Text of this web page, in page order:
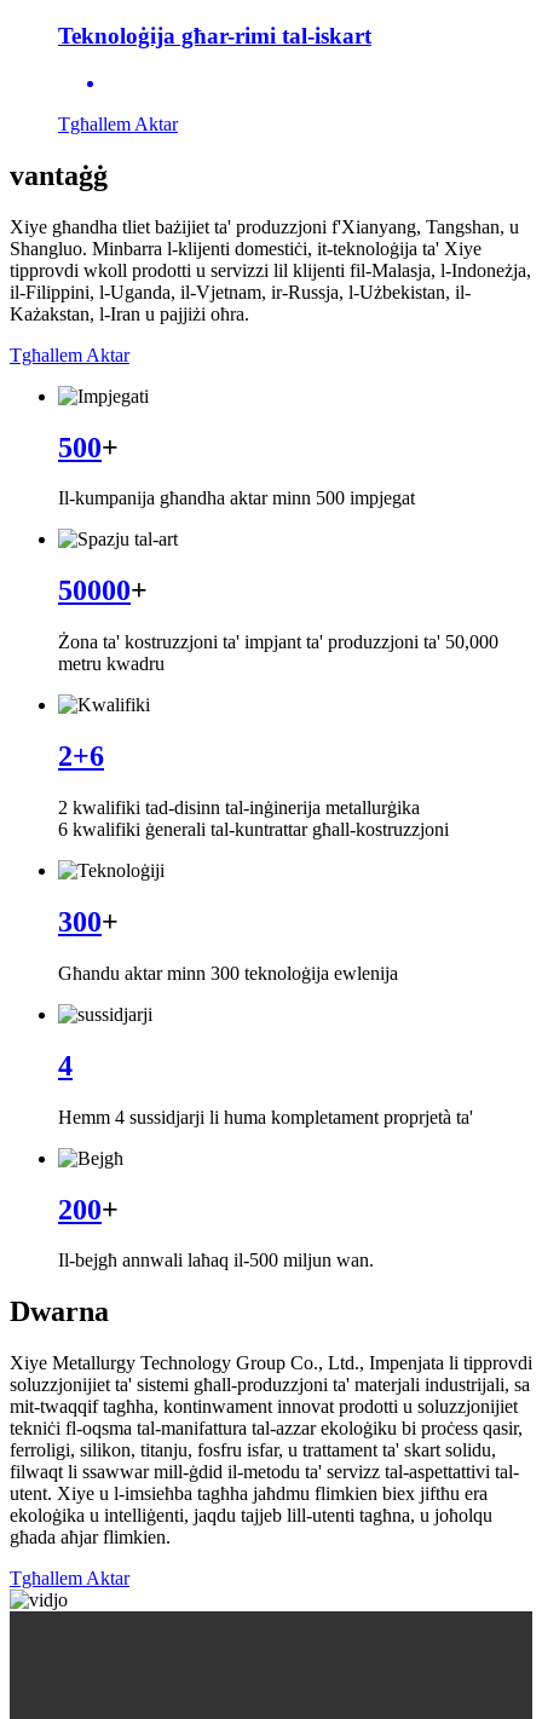
Teknoloġija għar-rimi tal-iskart
Tgħallem Aktar
vantaġġ
Xiye għandha tliet bażijiet ta' produzzjoni f'Xianyang, Tangshan, u
Shangluo. Minbarra l-klijenti domestiċi, it-teknoloġija ta' Xiye
tipprovdi wkoll prodotti u servizzi lil klijenti fil-Malasja, l-Indoneżja,
il-Filippini, l-Uganda, il-Vjetnam, ir-Russja, l-Użbekistan, il-
Każakstan, l-Iran u pajjiżi oħra.
Tgħallem Aktar
500+
Il-kumpanija għandha aktar minn 500 impjegat
50000+
Żona ta' kostruzzjoni ta' impjant ta' produzzjoni ta' 50,000
metru kwadru
2+6
2 kwalifiki tad-disinn tal-inġinerija metallurġika
6 kwalifiki ġenerali tal-kuntrattar għall-kostruzzjoni
300+
Għandu aktar minn 300 teknoloġija ewlenija
4
Hemm 4 sussidjarji li huma kompletament proprjetà ta'
200+
Il-bejgħ annwali laħaq il-500 miljun wan.
Dwarna
Xiye Metallurgy Technology Group Co., Ltd., Impenjata li tipprovdi
soluzzjonijiet ta' sistemi għall-produzzjoni ta' materjali industrijali, sa
mit-twaqqif tagħha, kontinwament innovat prodotti u soluzzjonijiet
tekniċi fl-oqsma tal-manifattura tal-azzar ekoloġiku bi proċess qasir,
ferroligi, silikon, titanju, fosfru isfar, u trattament ta' skart solidu,
filwaqt li ssawwar mill-ġdid il-metodu ta' servizz tal-aspettattivi tal-
utent. Xiye u l-imsieħba tagħha jaħdmu flimkien biex jiftħu era
ekoloġika u intelliġenti, jaqdu tajjeb lill-utenti tagħna, u joħolqu
għada aħjar flimkien.
Tgħallem Aktar